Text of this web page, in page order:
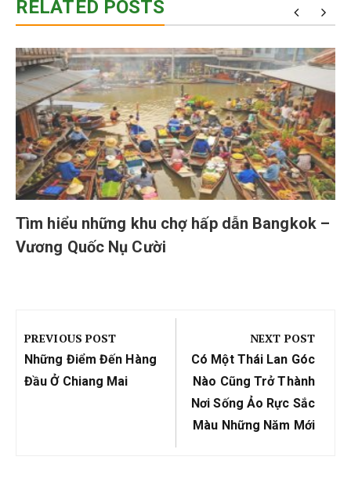
RELATED POSTS
Tìm hiểu những khu chợ hấp dẫn Bangkok –
Vương Quốc Nụ Cười
hướng
bài
viết
PREVIOUS POST
Previous
Post:
Những Điểm Đến Hàng
Đầu Ở Chiang Mai
NEXT POST
Next
Post:
Có Một Thái Lan Góc
Nào Cũng Trở Thành
Nơi Sống Ảo Rực Sắc
Màu Những Năm Mới